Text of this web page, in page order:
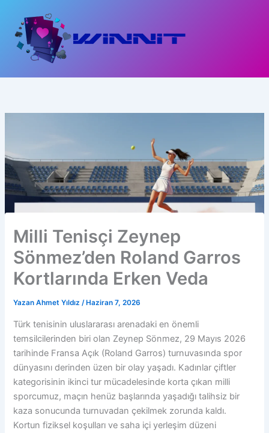
Milli Tenisçi Zeynep
Sönmez’den Roland Garros
Kortlarında Erken Veda
Yazan Ahmet Yıldız/ Haziran 7, 2026
Türk tenisinin uluslararası arenadaki en önemli
temsilcilerinden biri olan Zeynep Sönmez, 29 Mayıs 2026
tarihinde Fransa Açık (Roland Garros) turnuvasında spor
dünyasını derinden üzen bir olay yaşadı. Kadınlar çiftler
kategorisinin ikinci tur mücadelesinde korta çıkan milli
sporcumuz, maçın henüz başlarında yaşadığı talihsiz bir
kaza sonucunda turnuvadan çekilmek zorunda kaldı.
Kortun fiziksel koşulları ve saha içi yerleşim düzeni